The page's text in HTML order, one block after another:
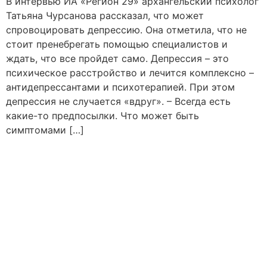
Татьяна Чурсанова рассказал, что может
спровоцировать депрессию. Она отметила, что не
стоит пренебрегать помощью специалистов и
ждать, что все пройдет само. Депрессия – это
психическое расстройство и лечится комплексно –
антидепрессантами и психотерапией. При этом
депрессия не случается «вдруг». – Всегда есть
какие-то предпосылки. Что может быть
симптомами […]